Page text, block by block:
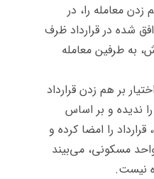
زدن معامله را، در
شده در قرارداد ظرف
به طرفین معامله
بر هم زدن قرارداد
ندیده و بر اساس
را امضا کرده و
مسکونی، می‌بیند
نیست.